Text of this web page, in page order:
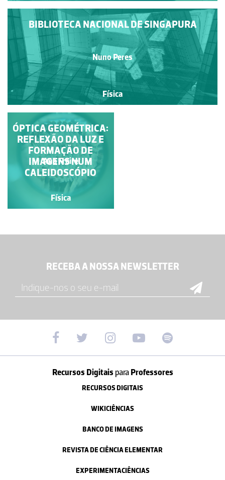
BIBLIOTECA NACIONAL DE SINGAPURA
Nuno Peres
Física
ARCO-ÍRIS DUPLO
Pedro Sarreira
Física
ÓPTICA GEOMÉTRICA:
REFLEXÃO DA LUZ E
FORMAÇÃO DE
IMAGENS NUM
CALEIDOSCÓPIO
Ana Freire
Física
RECEBA A NOSSA NEWSLETTER
Recursos Digitais paraProfessores
RECURSOS DIGITAIS
WIKICIÊNCIAS
BANCO DE IMAGENS
REVISTA DE CIÊNCIA ELEMENTAR
EXPERIMENTACIÊNCIAS